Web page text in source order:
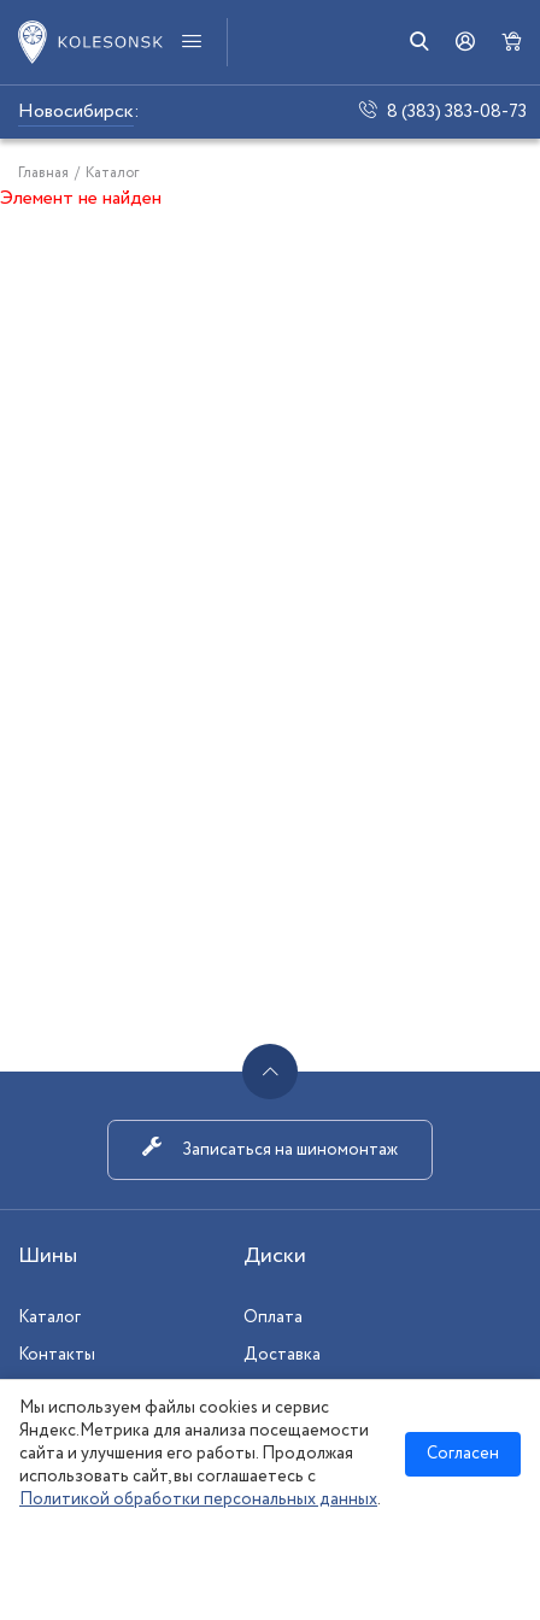
Новосибирск: 8 (383) 383-08-73
Главная / Каталог
Элемент не найден
Шины Диски
Каталог
Контакты
Оплата
Доставка
Сезонное хранение
Записаться на шиномонтаж
Новосибирск:
Мы используем файлы cookies и сервис
Яндекс.Метрика для анализа посещаемости
сайта и улучшения его работы. Продолжая
использовать сайт, вы соглашаетесь с
Политикой обработки персональных данных.
Согласен